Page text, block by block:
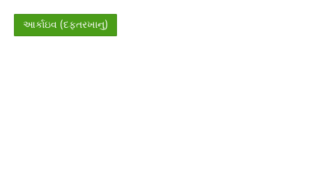
આર્કાઇવ (દફ્તરખાનુ)